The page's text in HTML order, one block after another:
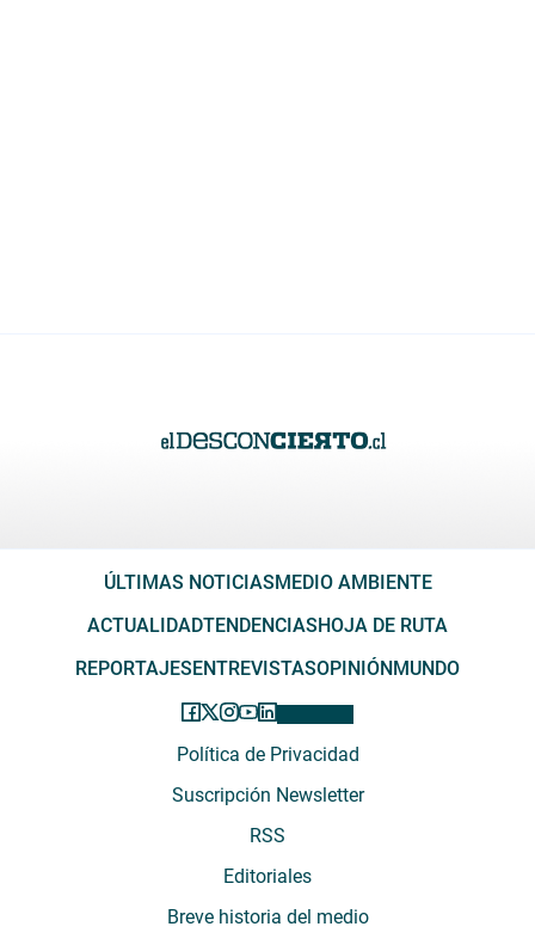
ÚLTIMAS NOTICIASMEDIO AMBIENTE
ACTUALIDADTENDENCIASHOJA DE RUTA
REPORTAJESENTREVISTASOPINIÓNMUNDO
Política de Privacidad
Suscripción Newsletter
RSS
Editoriales
Breve historia del medio